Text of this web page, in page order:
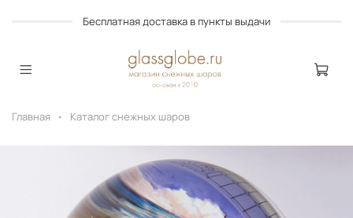
Бесплатная доставка в пункты выдачи
Главная Каталог снежных шаров